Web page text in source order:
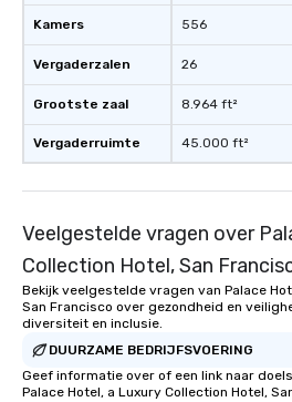
Kamers
Vergaderzalen
Grootste zaal
Vergaderruimte
556
26
8.964 ft²
45.000 ft²
Veelgestelde vragen over
Collection Hotel, San
Bekijk veelgestelde vragen van Palace
San Francisco over gezondheid en
diversiteit en inclusie.
DUURZAME BEDRIJFSVOERING
Geef informatie over of een link naar
Palace Hotel, a Luxury Collection Hotel,